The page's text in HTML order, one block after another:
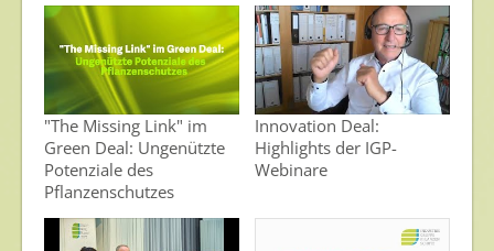
News
Videos
Publikationen
Newsletter
Archiv
"The Missing Link" im
Green Deal: Ungenützte
Potenziale des
Pflanzenschutzes
Innovation Deal:
Highlights der IGP-
Webinare